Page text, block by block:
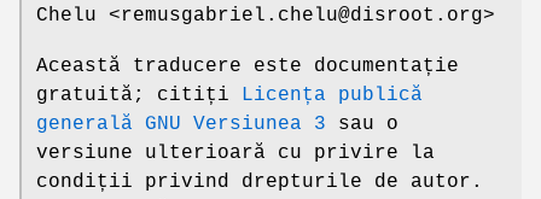
Chelu <remusgabriel.chelu@disroot.org>
Această traducere este documentație
gratuită; citiți Licența publică
generală GNU Versiunea 3 sau o
versiune ulterioară cu privire la
condiții privind drepturile de autor.